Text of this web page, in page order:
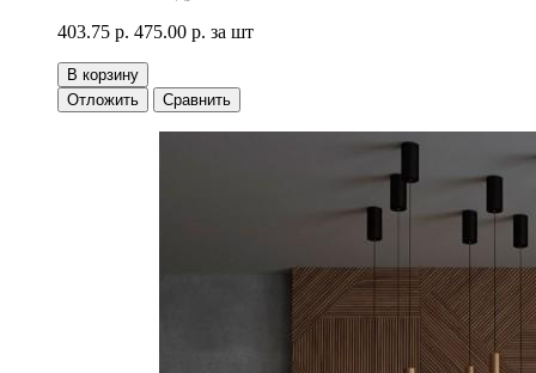
403.75 р. 475.00 р. за шт
В корзину
Отложить
Сравнить